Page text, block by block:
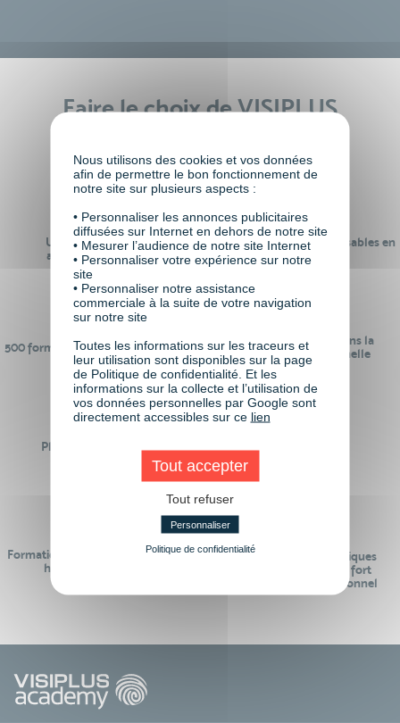
Faire le choix de VISIPLUS
Un réseau de 22 000
anciens participants
100% des formations réalisables en
digital learning
500 formations pour se préparer au
monde de demain
24 ans d'expérience dans la
formation professionnelle
Plus de 50 formations
Des intervenants
Formations réalisables pendant ou
hors temps de travail
Des contenus pédagogiques
« de pointe » et en lien fort
avec le monde professionnel
Nous utilisons des cookies et vos données
afin de permettre le bon fonctionnement de
notre site sur plusieurs aspects :
• Personnaliser les annonces publicitaires
diffusées sur Internet en dehors de notre site
• Mesurer l’audience de notre site Internet
• Personnaliser votre expérience sur notre
site
• Personnaliser notre assistance
commerciale à la suite de votre navigation
sur notre site
Toutes les informations sur les traceurs et
leur utilisation sont disponibles sur la page
de Politique de confidentialité. Et les
informations sur la collecte et l’utilisation de
vos données personnelles par Google sont
directement accessibles sur ce lien
Tout accepter
Tout refuser
Personnaliser
Politique de confidentialité